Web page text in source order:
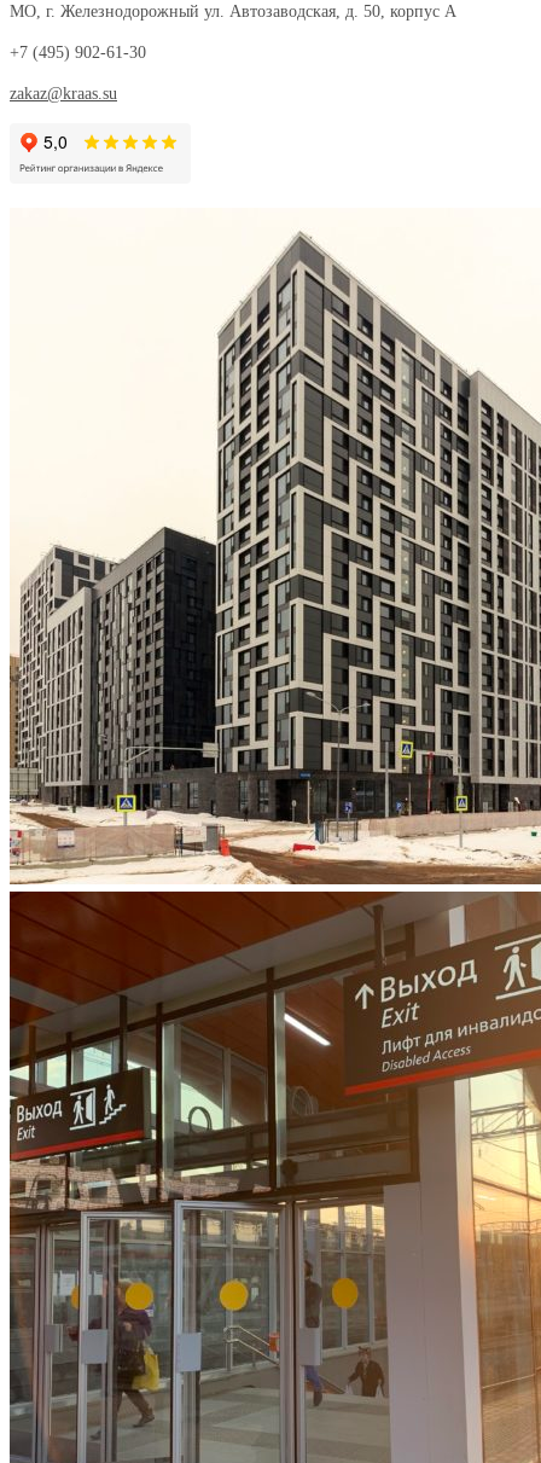
МО, г. Железнодорожный ул. Автозаводская, д. 50, корпус А
+7 (495) 902-61-30
zakaz@kraas.su